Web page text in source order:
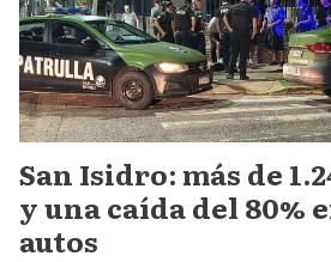
San Isidro: más de
y una caída del 80%
autos